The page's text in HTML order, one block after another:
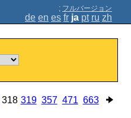
; フルバージョン
de en es fr ja pt ru zh
318 319 357 471 663